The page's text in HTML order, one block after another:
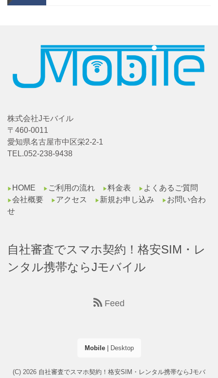
株式会社Jモバイル
〒460-0011
愛知県名古屋市中区栄2-2-1
TEL.052-238-9438
▶︎ HOME ▶︎ ご利用の流れ ▶︎料金表 ▶︎ よくあるご質問
▶︎会社概要 ▶︎ アクセス ▶︎ 新規お申し込み ▶︎ お問い合わ
せ
自社審査でスマホ契約！格安SIM・レ
ンタル携帯ならJモバイル
Feed
Mobile| Desktop
(C) 2026 自社審査でスマホ契約！格安SIM・レンタル携帯ならJモバ